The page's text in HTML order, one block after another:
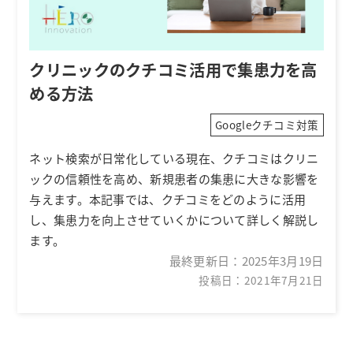
クリニックのクチコミ活用で集患力を高
める方法
Googleクチコミ対策
ネット検索が日常化している現在、クチコミはクリニ
ックの信頼性を高め、新規患者の集患に大きな影響を
与えます。本記事では、クチコミをどのように活用
し、集患力を向上させていくかについて詳しく解説し
ます。
最終更新日： 2025年3月19日
投稿日：2021年7月21日